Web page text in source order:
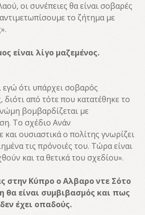
οι συνέπειες θα είναι σοβαρές
το ζήτημα με
είναι λίγο μαζεμένος.
εγώ ότι υπάρχει σοβαρός
από τότε που κατατέθηκε το
βομβαρδίζεται με
Το σχέδιο Ανάν
ουσιαστικά ο πολίτης γνωρίζει
τις πρόνοιές του. Τώρα είναι
και τα θετικά του σχεδίου».
στην Κύπρο ο Αλβαρο ντε Σότο
θα είναι συμβιβασμός και πως
έχει οπαδούς.